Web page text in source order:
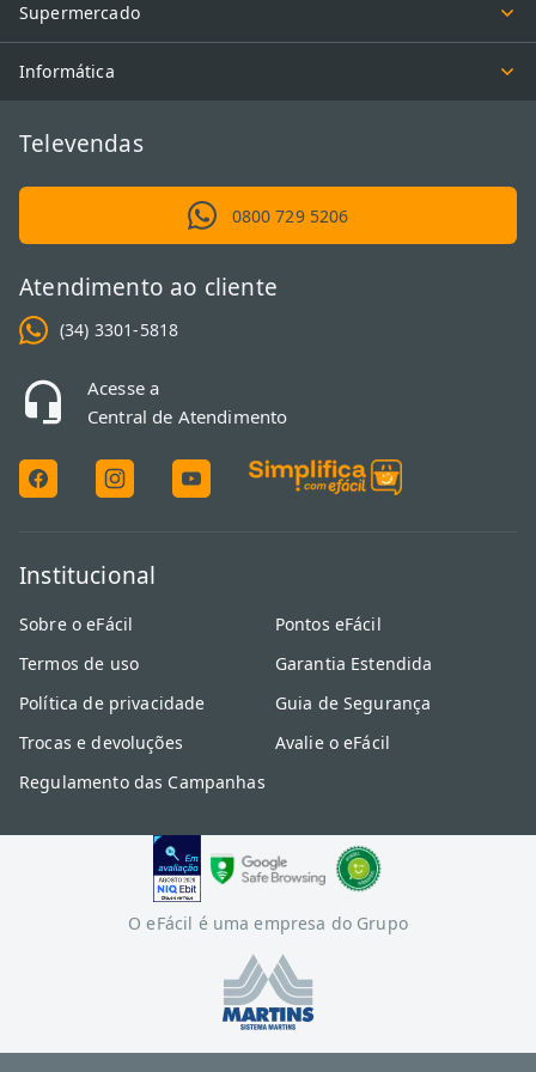
Supermercado
Informática
Televendas
0800 729 5206
Atendimento ao cliente
(34) 3301-5818
Acesse a
Central de Atendimento
Institucional
Sobre o eFácil
Termos de uso
Política de privacidade
Trocas e devoluções
Regulamento das Campanhas
Pontos eFácil
Garantia Estendida
Guia de Segurança
Avalie o eFácil
O eFácil é uma empresa do Grupo